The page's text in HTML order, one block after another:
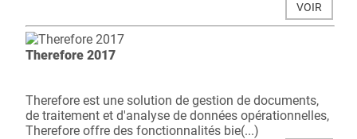
VOIR
Therefore 2017
Therefore est une solution de gestion de documents,
de traitement et d'analyse de données opérationnelles,
Therefore offre des fonctionnalités bie(...)